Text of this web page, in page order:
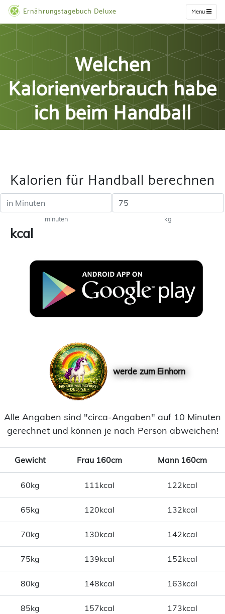
Ernährungstagebuch Deluxe Menu
Welchen
Kalorienverbrauch habe
ich beim Handball
Kalorien für Handball berechnen
minuten kg
kcal
werde zum Einhorn
Alle Angaben sind "circa-Angaben" auf 10 Minuten
gerechnet und können je nach Person abweichen!
Gewicht Frau 160cm Mann 160cm
60kg 111kcal 122kcal
65kg 120kcal 132kcal
70kg 130kcal 142kcal
75kg 139kcal 152kcal
80kg 148kcal 163kcal
85kg 157kcal 173kcal